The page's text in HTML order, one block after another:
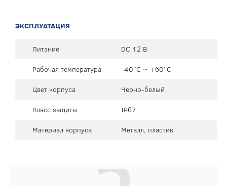
ЭКСПЛУАТАЦИЯ
Питание
DC 12 В
Рабочая температура
-40°C ~ +60°C
Цвет корпуса
Черно-белый
Класс защиты
IP67
Материал корпуса
Металл, пластик